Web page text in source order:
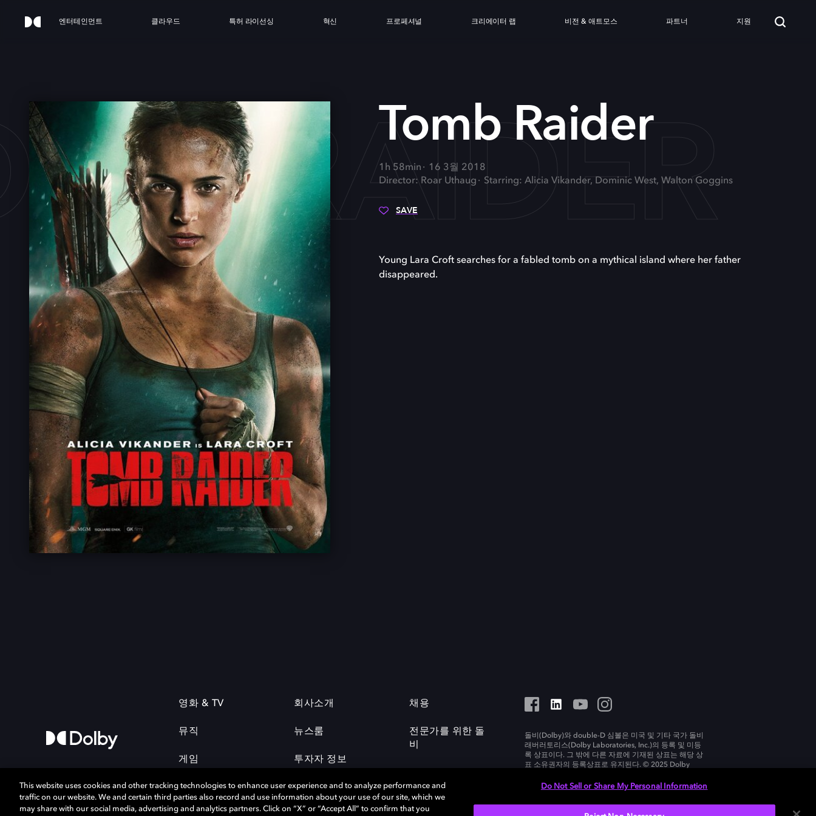
엔터테인먼트 클라우드 특허 라이선싱 혁신 프로페셔널 크리에이터 랩 비전 & 애트모스 파트너 지원
RAIDER
Tomb Raider
1h 58min
16 3월 2018
Director: Roar Uthaug
Starring: Alicia Vikander, Dominic West, Walton Goggins
SAVE
Young Lara Croft searches for a fabled tomb on a mythical island where her father
disappeared.
영화 & TV
뮤직
게임
회사소개
뉴스룸
투자자 정보
채용
전문가를 위한 돌
비
돌비(Dolby)와 double-D 심볼은 미국 및 기타 국가 돌비
래버러토리스(Dolby Laboratories, Inc.)의 등록 및 미등
록 상표이다. 그 밖에 다른 자료에 기재된 상표는 해당 상
표 소유권자의 등록상표로 유지된다. © 2025 Dolby
This website uses cookies and other tracking technologies to enhance user experience and to analyze performance and
traffic on our website. We and certain third parties also record and use information about your use of our site, which we
may share with our social media, advertising and analytics partners. Click on “X” or “Accept All” to confirm that you
Do Not Sell or Share My Personal Information